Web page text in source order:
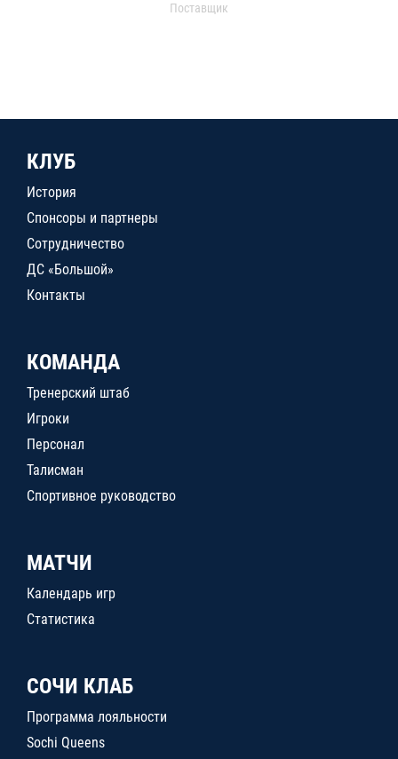
Поставщик
КЛУБ
История
Спонсоры и партнеры
Сотрудничество
ДС «Большой»
Контакты
КОМАНДА
Тренерский штаб
Игроки
Персонал
Талисман
Спортивное руководство
МАТЧИ
Календарь игр
Статистика
СОЧИ КЛАБ
Программа лояльности
Sochi Queens